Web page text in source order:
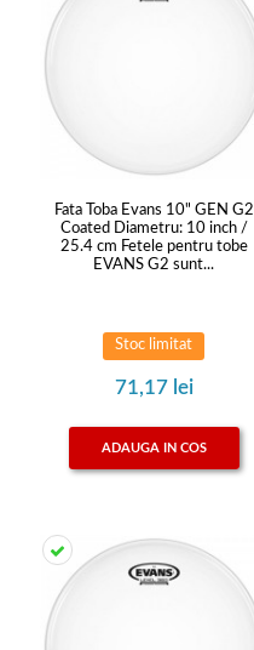
Fata Toba Evans 10" GEN G2
Coated Diametru: 10 inch /
25.4 cm Fetele pentru tobe
EVANS G2 sunt...
Stoc limitat
71,17 lei
ADAUGA IN COS